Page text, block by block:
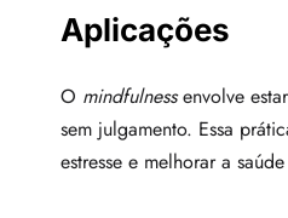
Aplicações
O mindfulnessenvolve
sem julgamento. Essa
estresse e melhorar a